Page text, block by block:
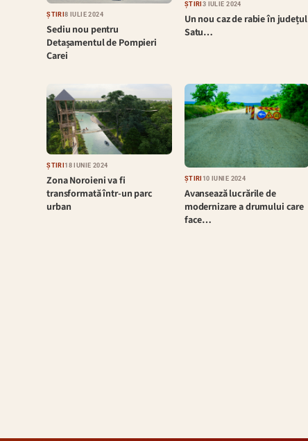
ȘTIRI8 IULIE 2024
Sediu nou pentru
Detașamentul de Pompieri
Carei
ȘTIRI 3 IULIE 2024
Un nou caz de rabie în județul
Satu…
ȘTIRI18 IUNIE 2024
Zona Noroieni va fi
transformată într-un parc
urban
ȘTIRI 10 IUNIE 2024
Avansează lucrările de
modernizare a drumului care
face…